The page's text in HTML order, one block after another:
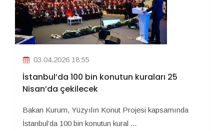
03.04.2026 18:55
İstanbul’da 100 bin konutun kuraları 25
Nisan’da çekilecek
Bakan Kurum, Yüzyılın Konut Projesi kapsamında
İstanbul’da 100 bin konutun kural ...